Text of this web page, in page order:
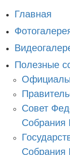
Главная
Полезные
Совет